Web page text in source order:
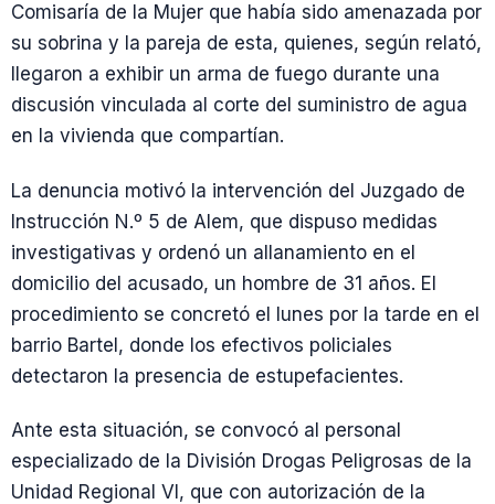
Comisaría de la Mujer que había sido amenazada por
su sobrina y la pareja de esta, quienes, según relató,
llegaron a exhibir un arma de fuego durante una
discusión vinculada al corte del suministro de agua
en la vivienda que compartían.
La denuncia motivó la intervención del Juzgado de
Instrucción N.º 5 de Alem, que dispuso medidas
investigativas y ordenó un allanamiento en el
domicilio del acusado, un hombre de 31 años. El
procedimiento se concretó el lunes por la tarde en el
barrio Bartel, donde los efectivos policiales
detectaron la presencia de estupefacientes.
Ante esta situación, se convocó al personal
especializado de la División Drogas Peligrosas de la
Unidad Regional VI, que con autorización de la